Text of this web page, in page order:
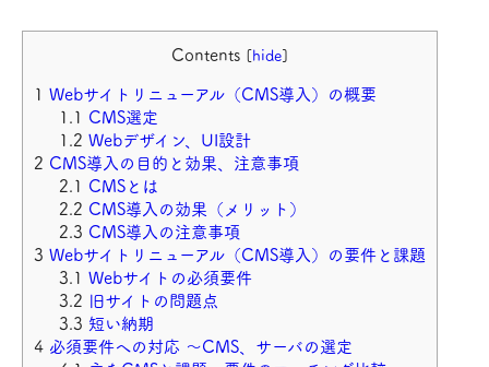
Contents [hide]
Webサイトリニューアル（CMS導入）の概要
CMS選定
Webデザイン、UI設計
CMS導入の目的と効果、注意事項
CMSとは
CMS導入の効果（メリット）
CMS導入の注意事項
Webサイトリニューアル（CMS導入）の要件と課題
Webサイトの必須要件
旧サイトの問題点
短い納期
必須要件への対応 ～CMS、サーバの選定